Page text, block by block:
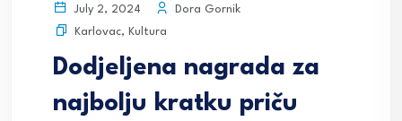
July 2, 2024
Dora Gornik
Karlovac, Kultura
Dodjeljena nagrada za
najbolju kratku priču